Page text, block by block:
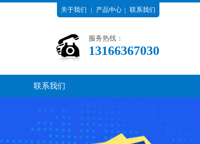
关于我们 | 产品中心 | 联系我们
服务热线：
13166367030
联系我们